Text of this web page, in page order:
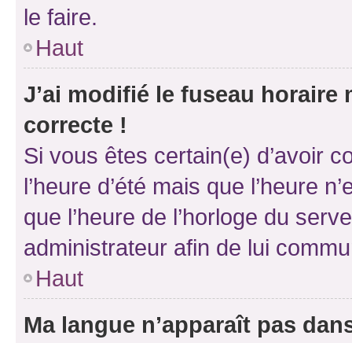
le faire.
Haut
J’ai modifié le fuseau horaire
correcte !
Si vous êtes certain(e) d’avoir
l’heure d’été mais que l’heure
que l’heure de l’horloge du
administrateur afin de lui
Haut
Ma langue n’apparaît pas